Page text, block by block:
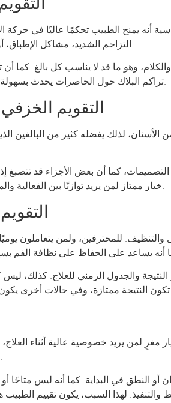
أنه يمنح الطبيب تحكمًا عاليًا في حركة
التزاحم الشديد، مشاكل الإطباق، أو الدوران الواضح لبعض الأسنان.
وهو ما قد لا يناسب كل بالغ. كما أن
تراكم البلاك حول الحاصرات يحدث بسهولة إذا لم تكن العناية اليومية دقيقة.
التقويم
لذلك يفضله كثير من البالغين
كما أن بعض الأجزاء قد تتصبغ إذا
خيار ممتاز لمن يريد توازنًا بين الفعالية والمظهر، بشرط الالتزام بالتعليمات.
للمحترفين، ولمن يتعاملون يوميًا
النتيجة والجدول الزمني للعلاج. كذلك،
مغرٍ لمن يريد خصوصية عالية أثناء
المناسبات الاجتماعية المستمرة.
النطق في البداية. كما أنه ليس متاحًا